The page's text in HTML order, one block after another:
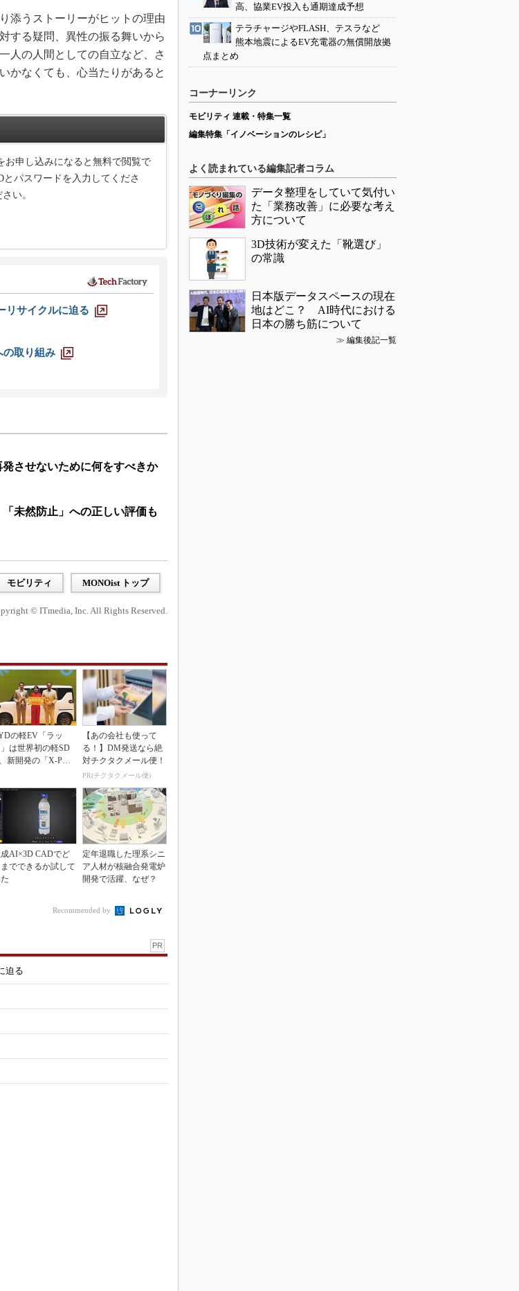
添うストーリーがヒットの理由
する疑問、異性の振る舞いから
人の人間としての自立など、さ
かなくても、心当たりがあると
お申し込みになると無料で閲覧で
パスワードを入力してくださ
い。
リサイクルに迫る
の取り組み
させないために何をすべきか
未然防止」への正しい評価も
モビリティ MONOist トップ
© ITmedia, Inc. All Rights Reserved.
の軽EV「ラッ
は世界初の軽SD
新開発の「X-PAC
【あの会社も使って
る！】DM発送なら絶
対チクタクメール便！
PR(チクタクメール便)
AI×3D CADでど
でできるか試して
定年退職した理系シニ
ア人材が核融合発電炉
開発で活躍、なぜ？
Recommended by
PR
迫る
高、協業EV投入も通期達成予想
テラチャージやFLASH、テスラなど
熊本地震によるEV充電器の無償開放拠
点まとめ
コーナーリンク
モビリティ 連載・特集一覧
編集特集「イノベーションのレシピ」
よく読まれている編集記者コラム
データ整理をしていて気付い
た「業務改善」に必要な考え
方について
3D技術が変えた「靴選び」
の常識
日本版データスペースの現在
地はどこ？ AI時代における
日本の勝ち筋について
≫ 編集後記一覧